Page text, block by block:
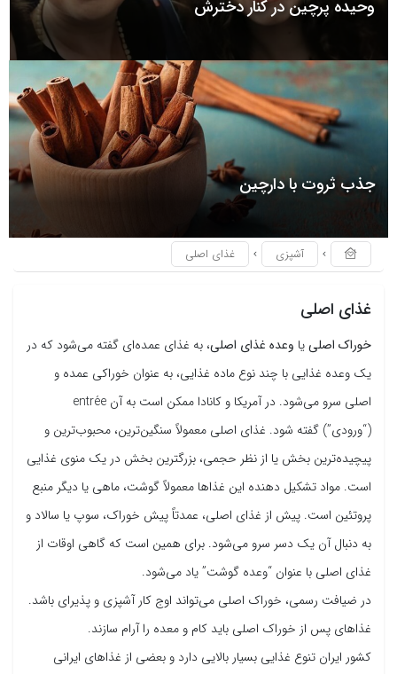
وحیده پرچین در کنار دخترش
جذب ثروت با دارچین
آشپزی غذای اصلی
غذای اصلی
خوراک اصلییا وعده غذای اصلی، به غذای عمده‌ای گفته می‌شود که در
یک وعده غذایی با چند نوع ماده غذایی، به عنوان خوراکی عمده و
اصلی سرو می‌شود. در آمریکا و کانادا ممکن است به آن entrée
(“ورودی”) گفته شود. غذای اصلی معمولاً سنگین‌ترین، محبوب‌ترین و
پیچیده‌ترین بخش یا از نظر حجمی، بزرگترین بخش در یک منوی غذایی
است. مواد تشکیل دهنده این غذاها معمولاً گوشت، ماهی یا دیگر منبع
پروتئین است. پیش از غذای اصلی، عمدتاً پیش خوراک، سوپ یا سالاد و
به دنبال آن یک دسر سرو می‌شود. برای همین است که گاهی اوقات از
غذای اصلی با عنوان “وعده گوشت” یاد می‌شود.
در ضیافت رسمی، خوراک اصلی می‌تواند اوج کار آشپزی و پذیرای باشد.
غذاهای پس از خوراک اصلی باید کام و معده را آرام سازند.
کشور ایران تنوع غذایی بسیار بالایی دارد و بعضی از غذاهای ایرانی